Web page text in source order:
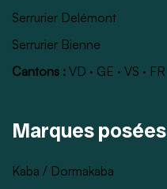
Serrurier Delémont
Serrurier Bienne
Cantons : VD · GE · VS · FR
Marques posées
Kaba / Dormakaba